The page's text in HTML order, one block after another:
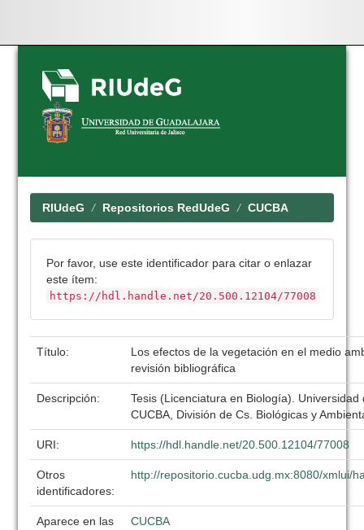
Skip
navigation
RIUdeG Repositorios RedUdeG CUCBA
Por favor, use este identificador para citar o enlazar
este ítem:
https://hdl.handle.net/20.500.12104/77008
Título:
Los efectos de la vegetación en el medio
revisión bibliográfica
Descripción:
Tesis (Licenciatura en Biología). Universidad
CUCBA, División de Cs. Biológicas y
URI: https://hdl.handle.net/20.500.12104/77008
Otros
identificadores:
http://repositorio.cucba.udg.mx:8080/xmlui/
Aparece en las
CUCBA